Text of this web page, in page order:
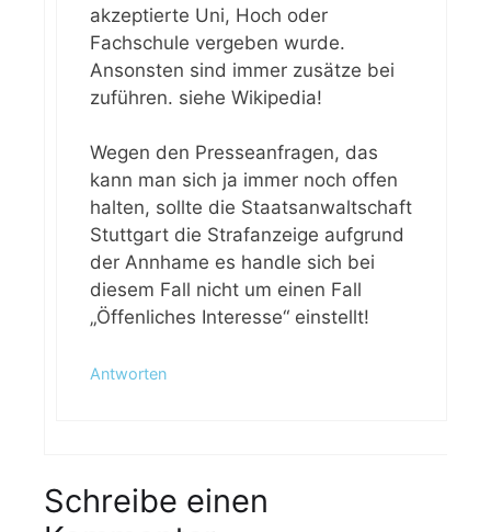
akzeptierte Uni, Hoch oder
Fachschule vergeben wurde.
Ansonsten sind immer zusätze bei
zuführen. siehe Wikipedia!
Wegen den Presseanfragen, das
kann man sich ja immer noch offen
halten, sollte die Staatsanwaltschaft
Stuttgart die Strafanzeige aufgrund
der Annhame es handle sich bei
diesem Fall nicht um einen Fall
„Öffenliches Interesse“ einstellt!
Antworten
Schreibe einen